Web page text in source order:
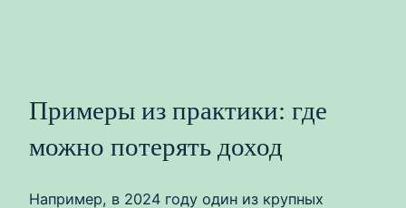
Примеры из практики: где
можно потерять доход
Например, в 2024 году один из крупных